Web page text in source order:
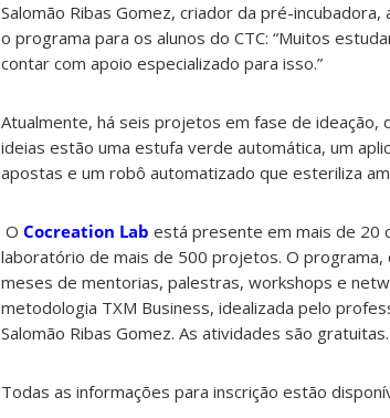
Salomão Ribas Gomez, criador da pré-
o programa para os alunos do CTC: “Muitos
contar com apoio especializado para isso.”
Atualmente, há seis projetos em fase de
ideias estão uma estufa verde automática, um
apostas e um robô automatizado que esteriliza
O Cocreation Lab está presente em mais de 20
laboratório de mais de 500 projetos. O programa,
meses de mentorias, palestras, workshops e
metodologia TXM Business, idealizada pelo
Salomão Ribas Gomez. As atividades são gratuitas.
Todas as informações para inscrição estão